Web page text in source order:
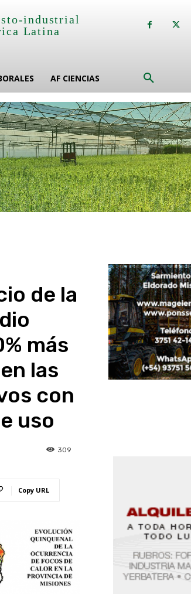
industrial
Latina
AF CIENCIAS
de la
más
las
con
uso
309
Copy URL